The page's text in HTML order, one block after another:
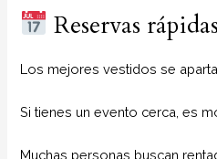
Reservas
Los mejores vestidos se
Si tienes un evento cerca, es
Muchas personas buscan